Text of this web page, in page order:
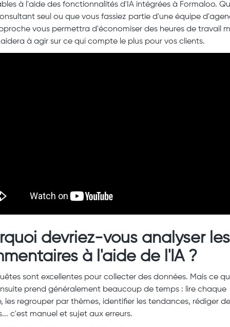
à l'aide des fonctionnalités d'IA intégrées à Formaloo.
seul ou que vous fassiez partie d'une équipe
vous permettra d'économiser des heures de travail
à agir sur ce qui compte le plus pour vos clients.
devriez-vous analyser les
à l'aide de l'IA ?
sont excellentes pour collecter des données. Mais ce
prend généralement beaucoup de temps : lire chaque
les regrouper par thèmes, identifier les tendances, rédiger
c'est manuel et sujet aux erreurs.